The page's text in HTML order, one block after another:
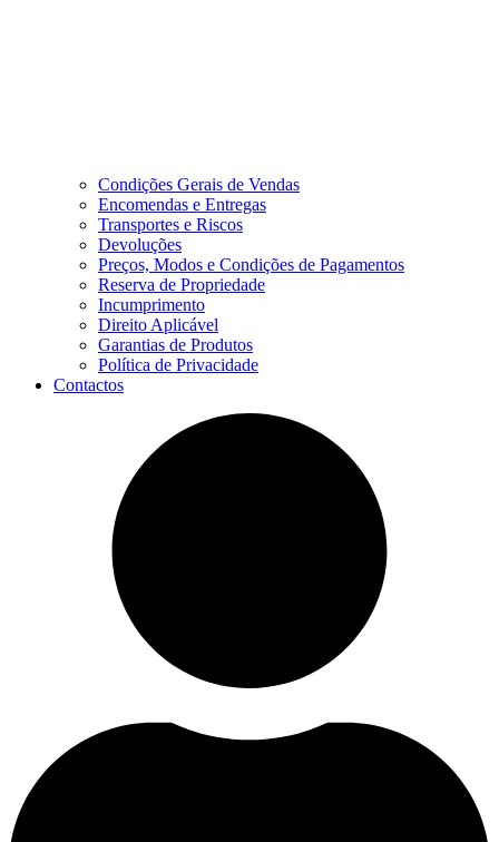
Condições Gerais de Vendas
Encomendas e Entregas
Transportes e Riscos
Devoluções
Preços, Modos e Condições de Pagamentos
Reserva de Propriedade
Incumprimento
Direito Aplicável
Garantias de Produtos
Política de Privacidade
Contactos